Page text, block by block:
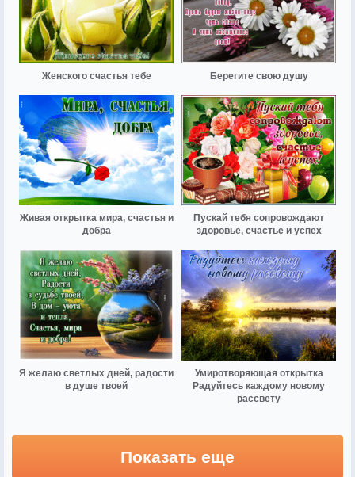
Женского счастья тебе Берегите свою душу
Живая открытка мира, счастья и
добра
Пускай тебя сопровождают
здоровье, счастье и успех
Я желаю светлых дней, радости
в душе твоей
Умиротворяющая открытка
Радуйтесь каждому новому
рассвету
Показать еще